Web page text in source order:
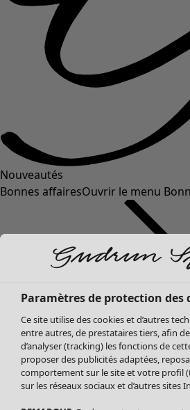
Nouveautés
Bonnes affairesOuvrir le menu
Soldes Vêtements
Tous les vêtements
Robes
Paramètres de protection des
Ce site utilise des cookies et d’autres
entre autres, de prestataires tiers, afin
d’analyser (tracking) les fonctions de
proposer des publicités adaptées,
comportement sur le site et votre profil
sur les réseaux sociaux et d’autres sites